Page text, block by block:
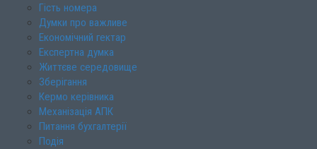
Гість номера
Думки про важливе
Економічний гектар
Експертна думка
Життєве середовище
Зберігання
Кермо керівника
Механізація АПК
Питання бухгалтерії
Подія